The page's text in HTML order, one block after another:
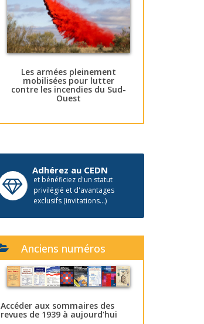
Les armées pleinement
mobilisées pour lutter
contre les incendies du Sud-
Ouest
Adhérez au CEDN
et bénéficiez d'un statut
privilégié et d'avantages
exclusifs (invitations...)
Anciens numéros
Accéder aux sommaires des
revues de 1939 à aujourd’hui